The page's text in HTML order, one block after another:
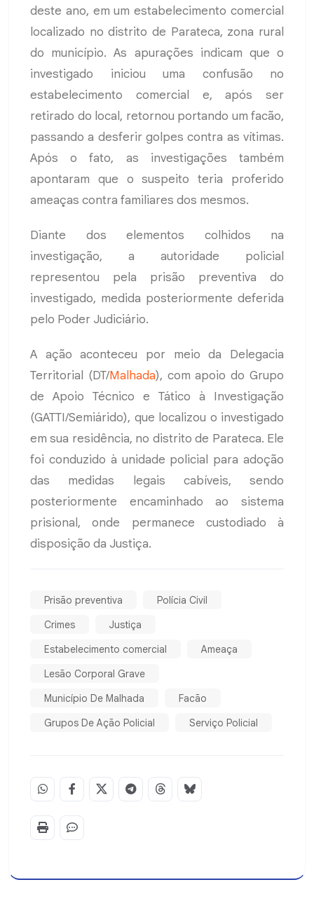
deste ano, em um estabelecimento comercial
localizado no distrito de Parateca, zona rural
do município. As apurações indicam que o
investigado iniciou uma confusão no
estabelecimento comercial e, após ser
retirado do local, retornou portando um facão,
passando a desferir golpes contra as vítimas.
Após o fato, as investigações também
apontaram que o suspeito teria proferido
ameaças contra familiares dos mesmos.
Diante dos elementos colhidos na
investigação, a autoridade policial
representou pela prisão preventiva do
investigado, medida posteriormente deferida
pelo Poder Judiciário.
A ação aconteceu por meio da Delegacia
Territorial (DT/Malhada), com apoio do Grupo
de Apoio Técnico e Tático à Investigação
(GATTI/Semiárido), que localizou o investigado
em sua residência, no distrito de Parateca. Ele
foi conduzido à unidade policial para adoção
das medidas legais cabíveis, sendo
posteriormente encaminhado ao sistema
prisional, onde permanece custodiado à
disposição da Justiça.
Prisão preventiva
Polícia Civil
Crimes
Justiça
Estabelecimento comercial
Ameaça
Lesão Corporal Grave
Município De Malhada
Facão
Grupos De Ação Policial
Serviço Policial